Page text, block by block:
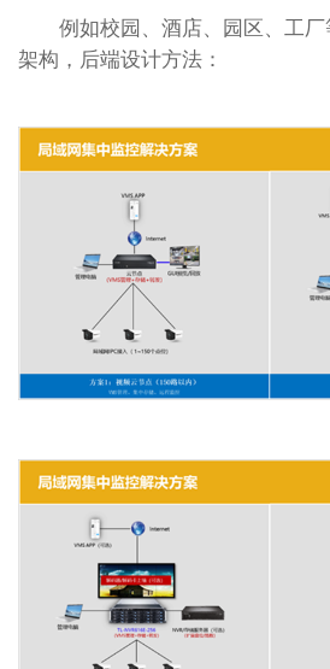
例如校园、酒店、园区、工厂
架构，后端设计方法：